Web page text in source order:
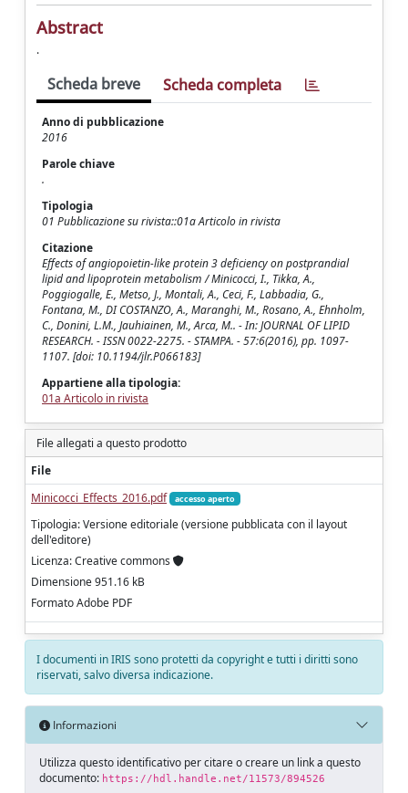
Abstract
.
Scheda breve Scheda completa
Anno di pubblicazione
2016
Parole chiave
.
Tipologia
01 Pubblicazione su rivista::01a Articolo in rivista
Citazione
Effects of angiopoietin-like protein 3 deficiency on postprandial
lipid and lipoprotein metabolism / Minicocci, I., Tikka, A.,
Poggiogalle, E., Metso, J., Montali, A., Ceci, F., Labbadia, G.,
Fontana, M., DI COSTANZO, A., Maranghi, M., Rosano, A., Ehnholm,
C., Donini, L.M., Jauhiainen, M., Arca, M.. - In: JOURNAL OF LIPID
RESEARCH. - ISSN 0022-2275. - STAMPA. - 57:6(2016), pp. 1097-
1107. [doi: 10.1194/jlr.P066183]
Appartiene alla tipologia:
01a Articolo in rivista
File allegati a questo prodotto
File
Minicocci_Effects_2016.pdf
accesso aperto
Tipologia: Versione editoriale (versione pubblicata con il layout
dell'editore)
Licenza: Creative commons
Dimensione 951.16 kB
Formato Adobe PDF
I documenti in IRIS sono protetti da copyright e tutti i diritti sono
riservati, salvo diversa indicazione.
Informazioni
Utilizza questo identificativo per citare o creare un link a questo
documento: https://hdl.handle.net/11573/894526